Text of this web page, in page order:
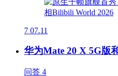
7 07.11
华为Mate 20 X 5G版
问答 4